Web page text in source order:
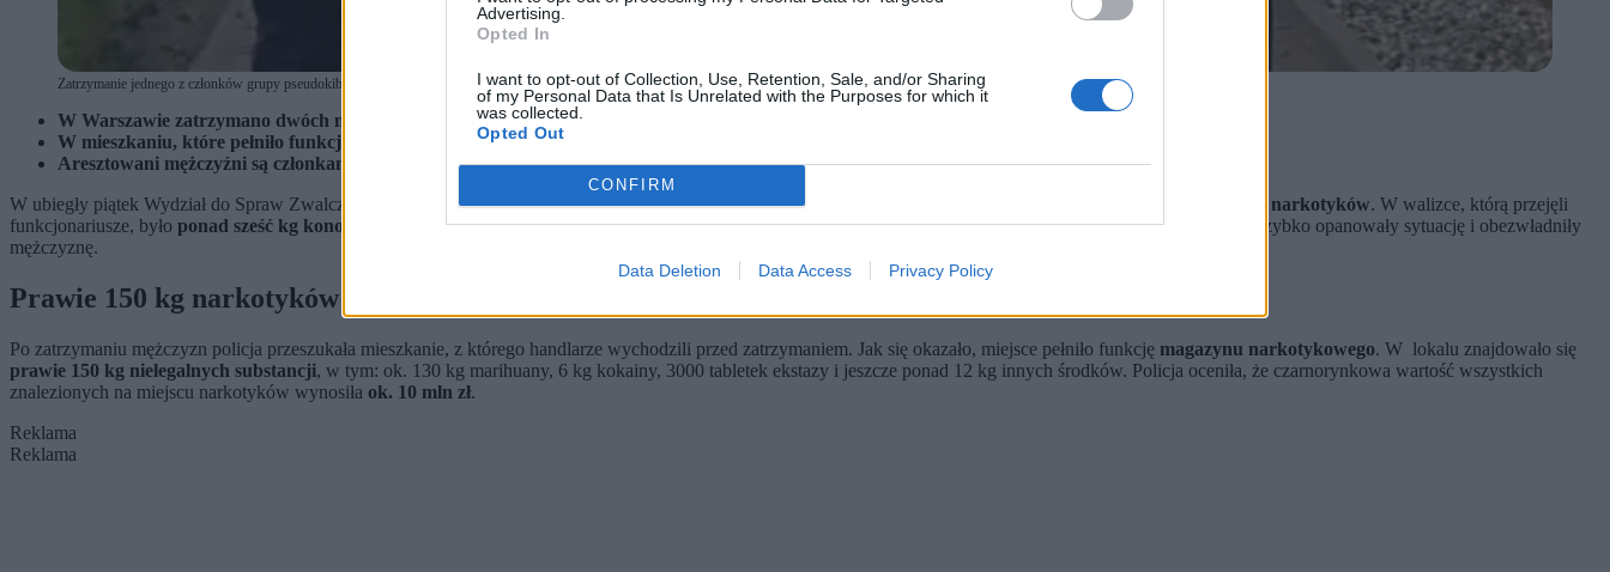
Advertising.
Opted In
I want to opt-out of Collection, Use, Retention, Sale, and/or Sharing
of my Personal Data that Is Unrelated with the Purposes for which it
was collected.
Opted Out
CONFIRM
Data Deletion Data Access Privacy Policy
Zatrzymanie jednego z członków grupy pseudokibiców. (fot. Policja / Policja)
W Warszawie zatrzymano dwóch mężczyzn, którzy próbowali przekazać ponad sześć kilogramów narkotyków.
W mieszkaniu, które pełniło funkcję magazynu, funkcjonariusze odnaleźli prawie 150 kg nielegalnych substancji.
Aresztowani mężczyźni są członkami grupy pseudokibiców odpowiedzialnej za m.in. brutalne pobicia oraz organizację tzw. ustawek.
W ubiegły piątek Wydział do Spraw Zwalczania Przestępczości Pseudokibiców Komendy Stołecznej Policji zatrzymał dwóch mężczyzn podczas
próby przekazania narkotyków. W walizce, którą przejęli
funkcjonariusze, było ponad sześć kg konopi i ok. pół kg kokainy. Podczas aresztowania, jeden z podejrzanychzaatakował policjantówi zaczął uciekać. Służby szybko opanowały sytuację i obezwładniły
mężczyznę.
Prawie 150 kg narkotyków i broń palna znalezione na miejscu
Po zatrzymaniu mężczyzn policja przeszukała mieszkanie, z którego handlarze wychodzili przed zatrzymaniem. Jak się okazało, miejsce pełniło funkcję magazynu narkotykowego. W lokalu znajdowało się
prawie 150 kg nielegalnych substancji, w tym: ok. 130 kg marihuany, 6 kg kokainy, 3000 tabletek ekstazy i jeszcze ponad 12 kg innych środków. Policja oceniła, że czarnorynkowa wartość wszystkich
znalezionych na miejscu narkotyków wynosiła ok. 10 mln zł.
Reklama
Reklama